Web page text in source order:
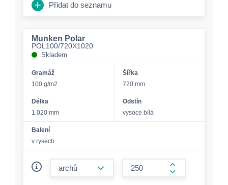
Přidat do seznamu
Munken Polar
POL100/720X1020
Skladem
Gramáž
100 g/m2
Šířka
720 mm
Délka
1.020 mm
Odstín
vysoce bílá
Balení
v rysech
form.increase-